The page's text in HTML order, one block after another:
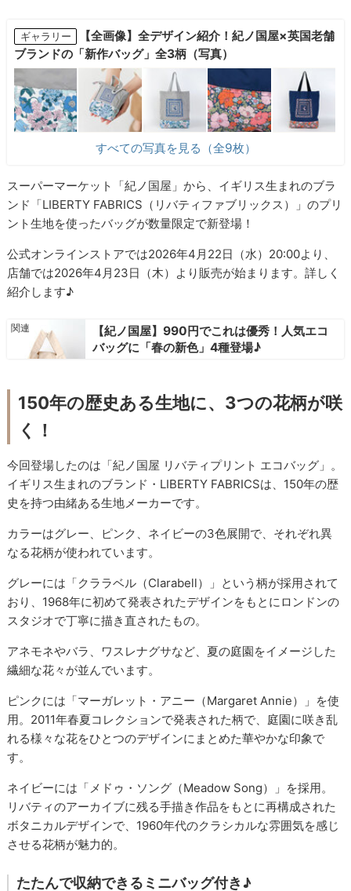
ギャラリー
【全画像】全デザイン紹介！紀ノ国屋×英国老舗
ブランドの「新作バッグ」全3柄（写真）
すべての写真を見る（全9枚）
スーパーマーケット「紀ノ国屋」から、イギリス生まれのブラ
ンド「LIBERTY FABRICS（リバティファブリックス）」のプリ
ント生地を使ったバッグが数量限定で新登場！
公式オンラインストアでは2026年4月22日（水）20:00より、
店舗では2026年4月23日（木）より販売が始まります。詳しく
紹介します♪
【紀ノ国屋】990円でこれは優秀！人気エコ
バッグに「春の新色」4種登場♪
150年の歴史ある生地に、3つの花柄が咲
く！
今回登場したのは「紀ノ国屋 リバティプリント エコバッグ」。
イギリス生まれのブランド・LIBERTY FABRICSは、150年の歴
史を持つ由緒ある生地メーカーです。
カラーはグレー、ピンク、ネイビーの3色展開で、それぞれ異
なる花柄が使われています。
グレーには「クララベル（Clarabell）」という柄が採用されて
おり、1968年に初めて発表されたデザインをもとにロンドンの
スタジオで丁寧に描き直されたもの。
アネモネやバラ、ワスレナグサなど、夏の庭園をイメージした
繊細な花々が並んでいます。
ピンクには「マーガレット・アニー（Margaret Annie）」を使
用。2011年春夏コレクションで発表された柄で、庭園に咲き乱
れる様々な花をひとつのデザインにまとめた華やかな印象で
す。
ネイビーには「メドゥ・ソング（Meadow Song）」を採用。
リバティのアーカイブに残る手描き作品をもとに再構成された
ボタニカルデザインで、1960年代のクラシカルな雰囲気を感じ
させる花柄が魅力的。
たたんで収納できるミニバッグ付き♪